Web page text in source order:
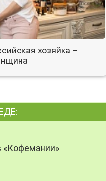
хозяйка –
«Кофемании»